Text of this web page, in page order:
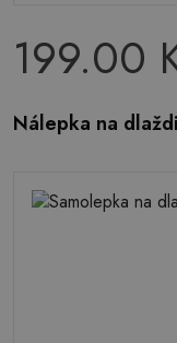
199.00
Nálepka na